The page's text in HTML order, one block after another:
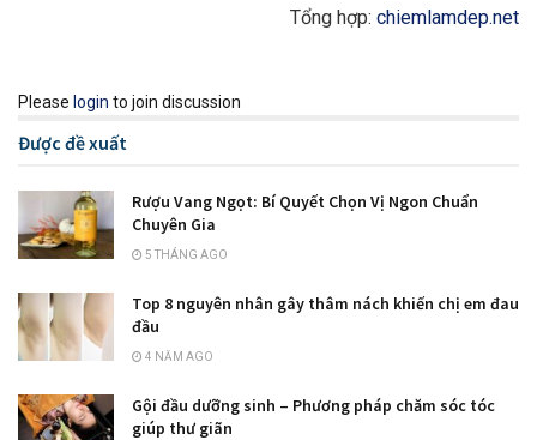
Tổng hợp: chiemlamdep.net
Please login to join discussion
Được đề xuất
Rượu Vang Ngọt: Bí Quyết Chọn Vị Ngon Chuẩn
Chuyên Gia
5 THÁNG AGO
Top 8 nguyên nhân gây thâm nách khiến chị em đau
đầu
4 NĂM AGO
Gội đầu dưỡng sinh – Phương pháp chăm sóc tóc
giúp thư giãn